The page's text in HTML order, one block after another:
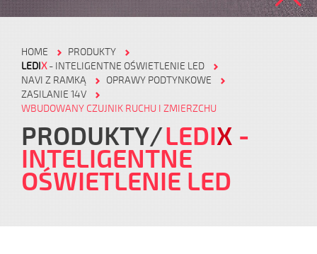
HOME
PRODUKTY
LEDIX- INTELIGENTNE OŚWIETLENIE LED
NAVI Z RAMKĄ
OPRAWY PODTYNKOWE
ZASILANIE 14V
WBUDOWANY CZUJNIK RUCHU I ZMIERZCHU
PRODUKTY LEDIX -
INTELIGENTNE
OŚWIETLENIE LED